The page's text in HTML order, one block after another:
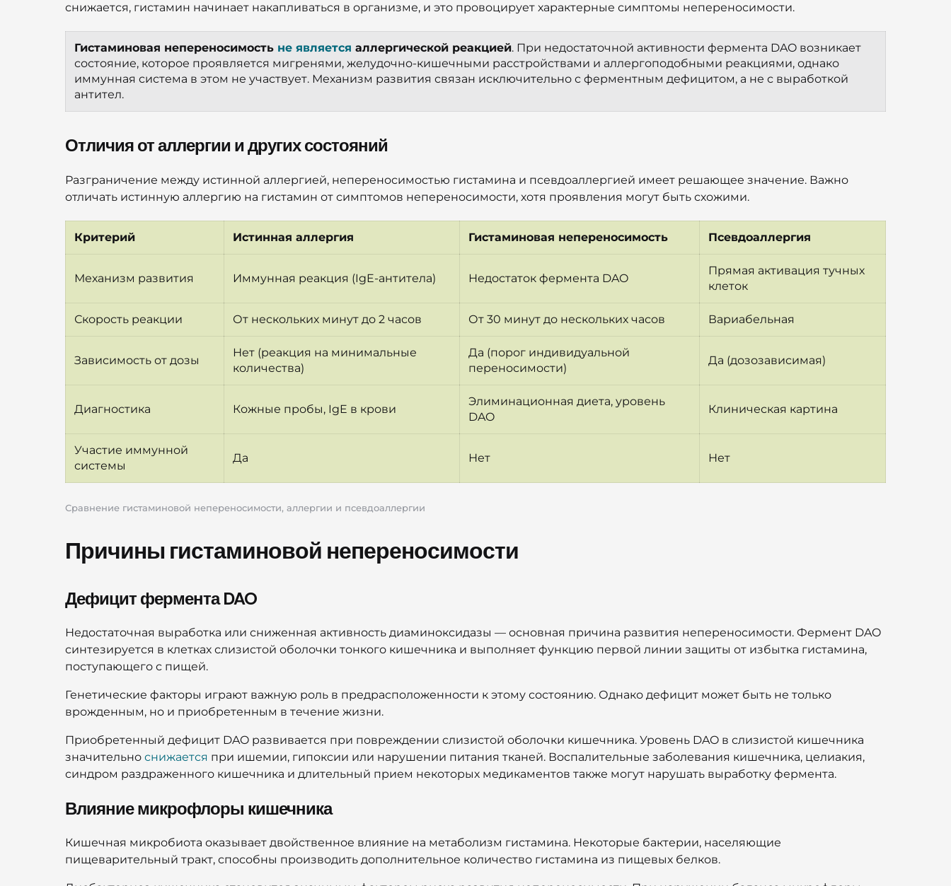
снижается, гистамин начинает накапливаться в организме, и это провоцирует характерные симптомы непереносимости.
Гистаминовая непереносимость не является аллергической реакцией. При недостаточной активности фермента DAO возникает
состояние, которое проявляется мигренями, желудочно-кишечными расстройствами и аллергоподобными реакциями, однако
иммунная система в этом не участвует. Механизм развития связан исключительно с ферментным дефицитом, а не с выработкой
антител.
Отличия от аллергии и других состояний
Разграничение между истинной аллергией, непереносимостью гистамина и псевдоаллергией имеет решающее значение. Важно
отличать истинную аллергию на гистамин от симптомов непереносимости, хотя проявления могут быть схожими.
Критерий Истинная аллергия Гистаминовая непереносимость Псевдоаллергия
Механизм развития Иммунная реакция (IgE-антитела) Недостаток фермента DAO
Прямая активация тучных
клеток
Скорость реакции От нескольких минут до 2 часов От 30 минут до нескольких часов Вариабельная
Зависимость от дозы
Нет (реакция на минимальные
количества)
Да (порог индивидуальной
переносимости)
Да (дозозависимая)
Диагностика Кожные пробы, IgE в крови
Элиминационная диета, уровень
DAO
Клиническая картина
Участие иммунной
системы
Да Нет Нет
Сравнение гистаминовой непереносимости, аллергии и псевдоаллергии
Причины гистаминовой непереносимости
Дефицит фермента DAO
Недостаточная выработка или сниженная активность диаминоксидазы — основная причина развития непереносимости. Фермент DAO
синтезируется в клетках слизистой оболочки тонкого кишечника и выполняет функцию первой линии защиты от избытка гистамина,
поступающего с пищей.
Генетические факторы играют важную роль в предрасположенности к этому состоянию. Однако дефицит может быть не только
врожденным, но и приобретенным в течение жизни.
Приобретенный дефицит DAO развивается при повреждении слизистой оболочки кишечника. Уровень DAO в слизистой кишечника
значительно снижается при ишемии, гипоксии или нарушении питания тканей. Воспалительные заболевания кишечника, целиакия,
синдром раздраженного кишечника и длительный прием некоторых медикаментов также могут нарушать выработку фермента.
Влияние микрофлоры кишечника
Кишечная микробиота оказывает двойственное влияние на метаболизм гистамина. Некоторые бактерии, населяющие
пищеварительный тракт, способны производить дополнительное количество гистамина из пищевых белков.